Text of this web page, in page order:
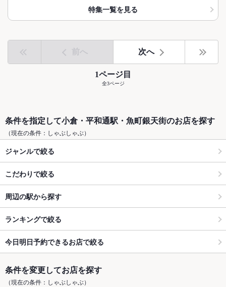
特集一覧を見る
前へ 次へ
1ページ目
全3ページ
条件を指定して小倉・平和通駅・魚町銀天街のお店を探す
（現在の条件：しゃぶしゃぶ）
ジャンルで絞る
こだわりで絞る
周辺の駅から探す
ランキングで絞る
今日明日予約できるお店で絞る
条件を変更してお店を探す
（現在の条件：しゃぶしゃぶ）